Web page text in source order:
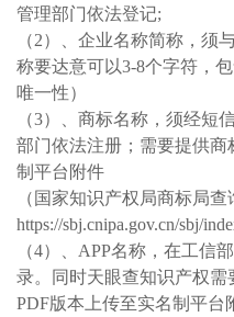
管理部门依法登记;
（2）、企业名称简称，须
称要达意可以3-8个字符，
唯一性）
（3）、商标名称，须经短
部门依法注册；需要提供商
制平台附件
（国家知识产权局商标局查
https://sbj.cnipa.gov.cn/sbj/
（4）、 APP名称，在工信
录。同时天眼查知识产权需
PDF版本上传至实名制平台